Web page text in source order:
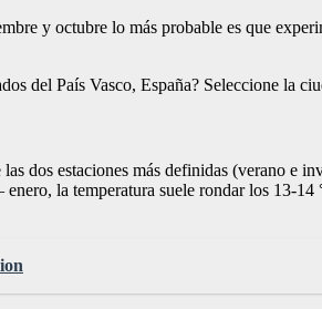
y octubre lo más probable es que
del País Vasco, España? Seleccione la
dos estaciones más definidas (verano e
la temperatura suele rondar los 13-